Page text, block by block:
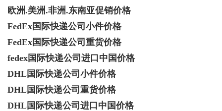
欧洲.美洲.非洲.东南亚促销价格
FedEx国际快递公司小件价格
FedEx国际快递公司重货价格
fedex国际快递公司进口中国价格
DHL国际快递公司小件价格
DHL国际快递公司重货价格
DHL国际快递公司进口中国价格